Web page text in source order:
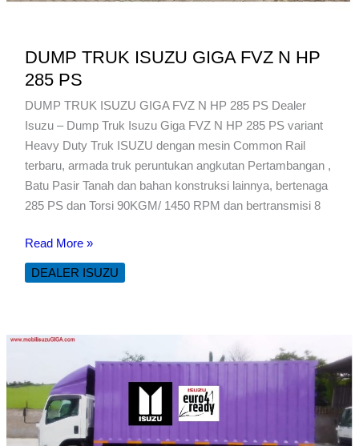
DUMP TRUK ISUZU GIGA FVZ N HP
285 PS
DUMP TRUK ISUZU GIGA FVZ N HP 285 PS Dealer
Isuzu – Dump Truk Isuzu Giga FVZ N HP 285 PS variant
Heavy Duty Truk ISUZU dengan mesin Common Rail
terbaru, armada truk peruntukan angkutan Pertambangan ,
Batu Pasir Tanah dan bahan konstruksi lainnya, bertenaga
285 PS dan Torsi 90KGM/ 1450 RPM dan bertransmisi 8
DUMP
TRUK
ISUZU
N
285
PS
Read More »
DEALER ISUZU